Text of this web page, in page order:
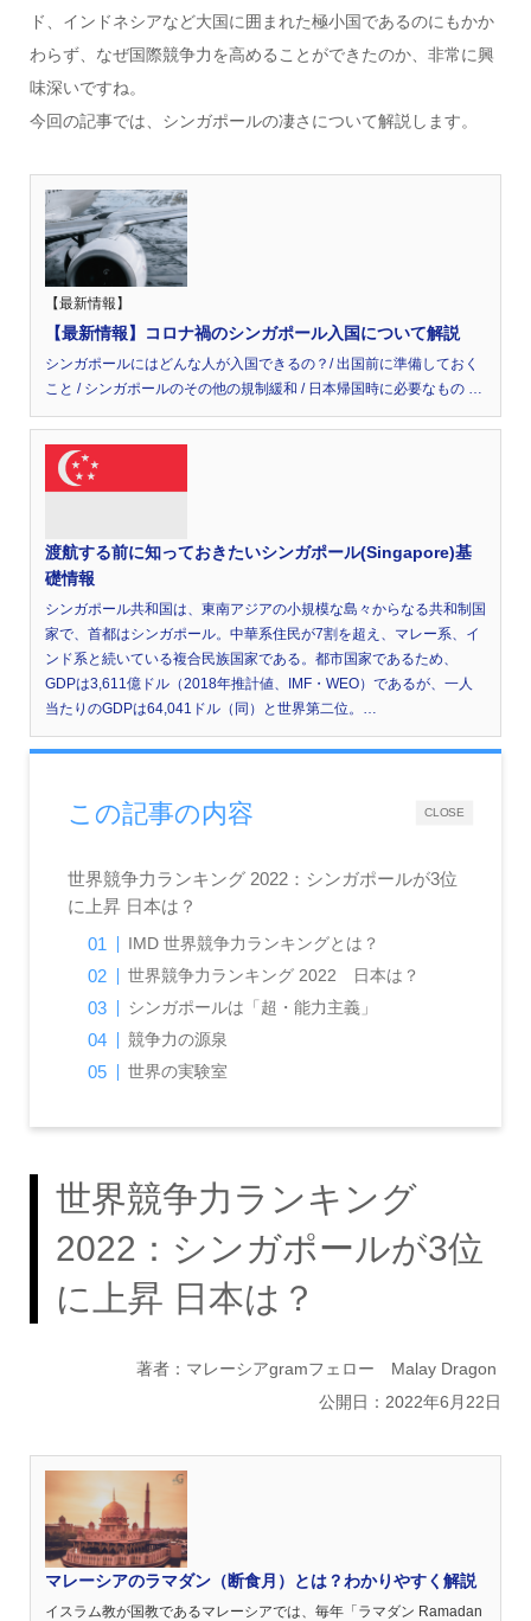
ド、インドネシアなど大国に囲まれた極小国であるのにもかか
わらず、なぜ国際競争力を高めることができたのか、非常に興
味深いですね。
今回の記事では、シンガポールの凄さについて解説します。
【最新情報】
【最新情報】コロナ禍のシンガポール入国について解説
シンガポールにはどんな人が入国できるの？/ 出国前に準備しておく
こと / シンガポールのその他の規制緩和 / 日本帰国時に必要なもの …
渡航する前に知っておきたいシンガポール(Singapore)基
礎情報
シンガポール共和国は、東南アジアの小規模な島々からなる共和制国
家で、首都はシンガポール。中華系住民が7割を超え、マレー系、イ
ンド系と続いている複合民族国家である。都市国家であるため、
GDPは3,611億ドル（2018年推計値、IMF・WEO）であるが、一人
当たりのGDPは64,041ドル（同）と世界第二位。…
CLOSE
この記事の内容
世界競争力ランキング 2022：シンガポールが3位
に上昇 日本は？
IMD 世界競争力ランキングとは？
世界競争力ランキング 2022 日本は？
シンガポールは「超・能力主義」
競争力の源泉
世界の実験室
世界競争力ランキング
2022：シンガポールが3位
に上昇 日本は？
著者：マレーシアgramフェロー Malay Dragon
公開日：2022年6月22日
マレーシアのラマダン（断食月）とは？わかりやすく解説
イスラム教が国教であるマレーシアでは、毎年「ラマダン Ramadan